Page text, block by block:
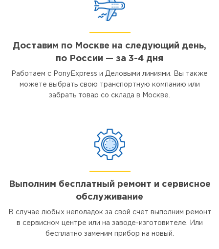
Доставим по Москве на следующий день,
по России — за 3-4 дня
Работаем с PonyExpress и Деловыми линиями. Вы также
можете выбрать свою транспортную компанию или
забрать товар со склада в Москве.
Выполним бесплатный ремонт и сервисное
обслуживание
В случае любых неполадок за свой счет выполним ремонт
в сервисном центре или на заводе-изготовителе. Или
бесплатно заменим прибор на новый.